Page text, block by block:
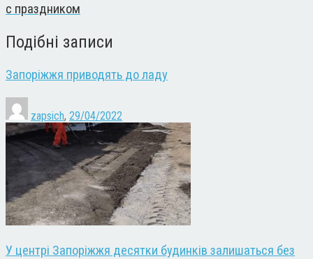
с праздником
Подібні записи
Запоріжжя приводять до ладу
zapsich, 29/04/2022
У центрі Запоріжжя десятки будинків залишаться без